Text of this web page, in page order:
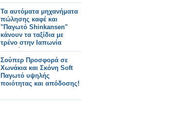
Τα αυτόματα μηχανήματα
πώλησης καφέ και
"Παγωτό Shinkansen"
κάνουν τα ταξίδια με
τρένο στην Ιαπωνία
μαγικά
Σούπερ Προσφορά σε
Χωνάκια και Σκόνη Soft
Παγωτό υψηλής
ποιότητας και απόδοσης!